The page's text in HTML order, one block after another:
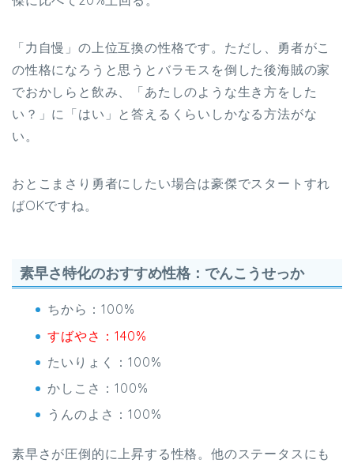
「力自慢」の上位互換の性格です。ただし、勇者がこ
の性格になろうと思うとバラモスを倒した後海賊の家
でおかしらと飲み、「あたしのような生き方をした
い？」に「はい」と答えるくらいしかなる方法がな
い。
おとこまさり勇者にしたい場合は豪傑でスタートすれ
ばOKですね。
素早さ特化のおすすめ性格：でんこうせっか
ちから：100%
すばやさ：140%
たいりょく：100%
かしこさ：100%
うんのよさ：100%
素早さが圧倒的に上昇する性格。他のステータスにも